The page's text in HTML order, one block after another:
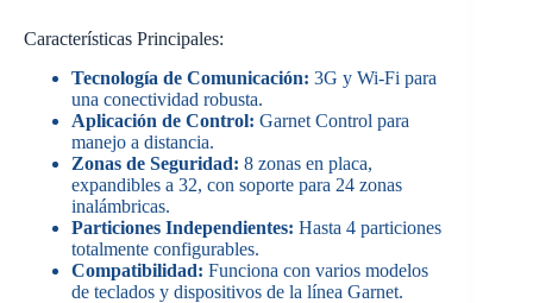
Características Principales:
Tecnología de Comunicación: 3G y Wi-Fi para
una conectividad robusta.
Aplicación de Control: Garnet Control para
manejo a distancia.
Zonas de Seguridad: 8 zonas en placa,
expandibles a 32, con soporte para 24 zonas
inalámbricas.
Particiones Independientes: Hasta 4 particiones
totalmente configurables.
Compatibilidad: Funciona con varios modelos
de teclados y dispositivos de la línea Garnet.